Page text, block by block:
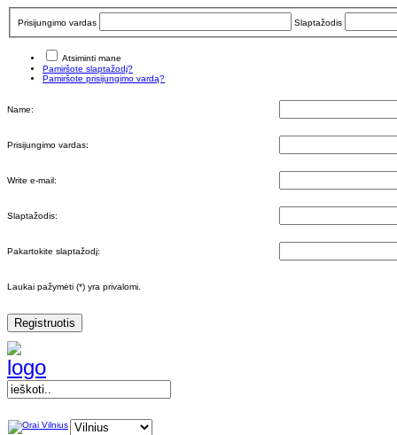
Prisijungimo vardas Slaptažodis
Atsiminti mane
Pamiršote slaptažodį?
Pamiršote prisijungimo vardą?
Name:
Prisijungimo vardas:
Write e-mail:
Slaptažodis:
Pakartokite slaptažodį:
Laukai pažymėti (*) yra privalomi.
Registruotis